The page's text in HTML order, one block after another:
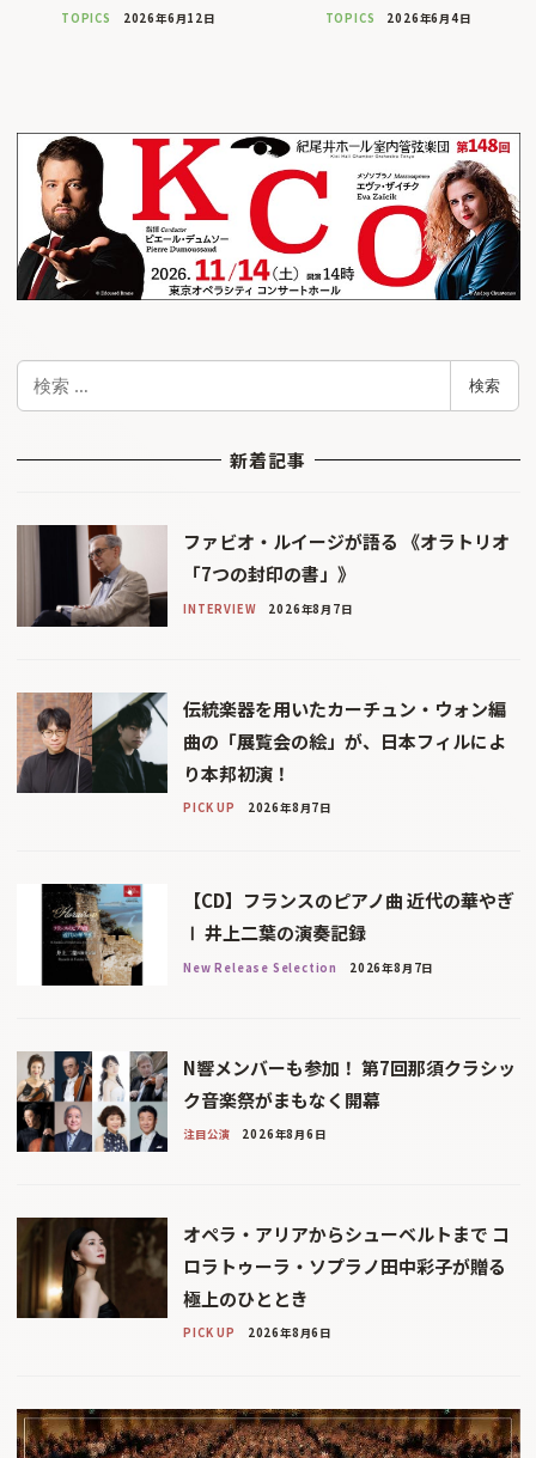
TOPICS 2026年6月12日 TOPICS 2026年6月4日
検索
新着記事
ファビオ・ルイージが語る 《オラトリオ
「7つの封印の書」》
INTERVIEW 2026年8月7日
伝統楽器を用いたカーチュン・ウォン編
曲の「展覧会の絵」が、日本フィルによ
り本邦初演！
PICK UP 2026年8月7日
【CD】フランスのピアノ曲 近代の華やぎ
Ⅰ 井上二葉の演奏記録
New Release Selection 2026年8月7日
N響メンバーも参加！ 第7回那須クラシッ
ク音楽祭がまもなく開幕
注目公演 2026年8月6日
オペラ・アリアからシューベルトまで コ
ロラトゥーラ・ソプラノ田中彩子が贈る
極上のひととき
PICK UP 2026年8月6日